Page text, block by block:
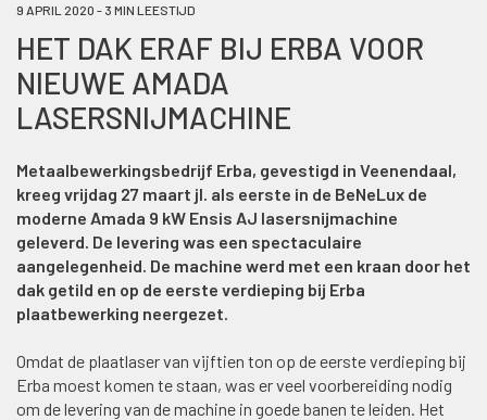
9 APRIL 2020 - 3 MIN LEESTIJD
HET DAK ERAF BIJ ERBA VOOR
NIEUWE AMADA
LASERSNIJMACHINE
Metaalbewerkingsbedrijf Erba, gevestigd in Veenendaal,
kreeg vrijdag 27 maart jl. als eerste in de BeNeLux de
moderne Amada 9 kW Ensis AJ lasersnijmachine
geleverd. De levering was een spectaculaire
aangelegenheid. De machine werd met een kraan door het
dak getild en op de eerste verdieping bij Erba
plaatbewerking neergezet.
Omdat de plaatlaser van vijftien ton op de eerste verdieping bij
Erba moest komen te staan, was er veel voorbereiding nodig
om de levering van de machine in goede banen te leiden. Het